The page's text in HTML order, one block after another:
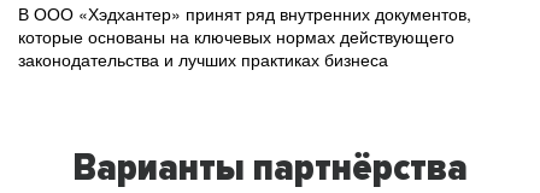
В ООО «Хэдхантер» принят ряд внутренних документов,
которые основаны на ключевых нормах действующего
законодательства и лучших практиках бизнеса
Варианты партнёрства